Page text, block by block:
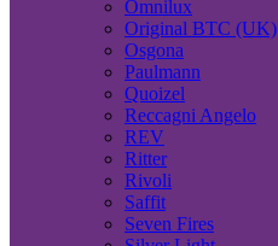
Omnilux
Original BTC (UK)
Osgona
Paulmann
Quoizel
Reccagni Angelo
REV
Ritter
Rivoli
Saffit
Seven Fires